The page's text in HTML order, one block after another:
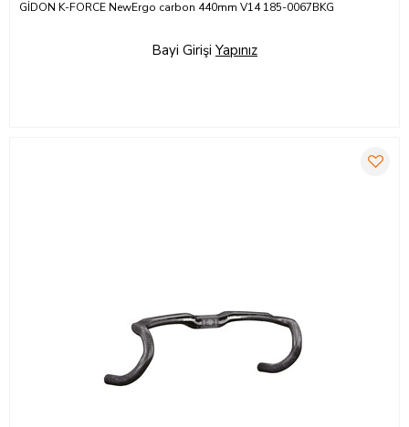
GİDON K-FORCE NewErgo carbon 440mm V14 185-0067BKG
Bayi Girişi Yapınız